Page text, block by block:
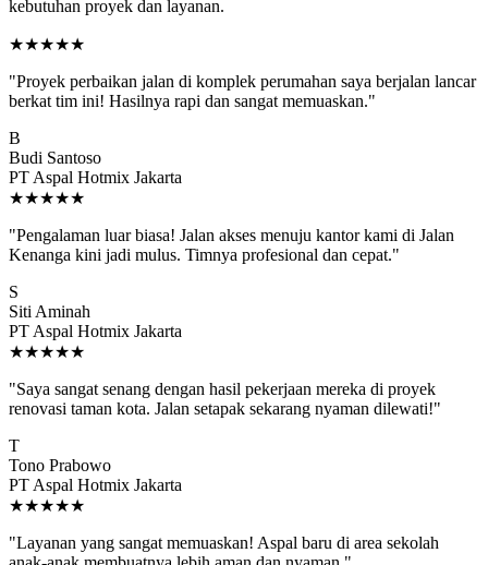
kebutuhan proyek dan layanan.
★★★★★
"Proyek perbaikan jalan di komplek perumahan saya berjalan lancar
berkat tim ini! Hasilnya rapi dan sangat memuaskan."
B
Budi Santoso
PT Aspal Hotmix Jakarta
★★★★★
"Pengalaman luar biasa! Jalan akses menuju kantor kami di Jalan
Kenanga kini jadi mulus. Timnya profesional dan cepat."
S
Siti Aminah
PT Aspal Hotmix Jakarta
★★★★★
"Saya sangat senang dengan hasil pekerjaan mereka di proyek
renovasi taman kota. Jalan setapak sekarang nyaman dilewati!"
T
Tono Prabowo
PT Aspal Hotmix Jakarta
★★★★★
"Layanan yang sangat memuaskan! Aspal baru di area sekolah